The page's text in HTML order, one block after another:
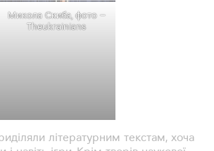
Микола Скиба, фото –
Theukrainians
літературним текстам, хоча